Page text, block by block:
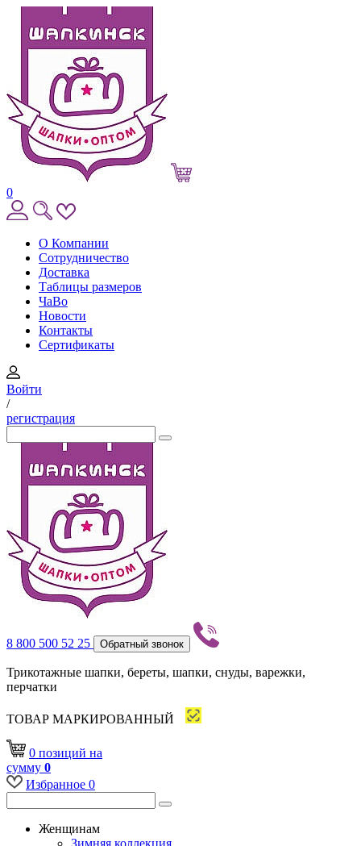
0
О Компании
Сотрудничество
Доставка
Таблицы размеров
ЧаВо
Новости
Контакты
Сертификаты
Войти
/
регистрация
8 800 500 52 25 Обратный звонок
Трикотажные шапки, береты, шапки, снуды, варежки,
перчатки
ТОВАР МАРКИРОВАННЫЙ
0 позиций на
сумму 0
Избранное 0
Женщинам
Зимняя коллекция